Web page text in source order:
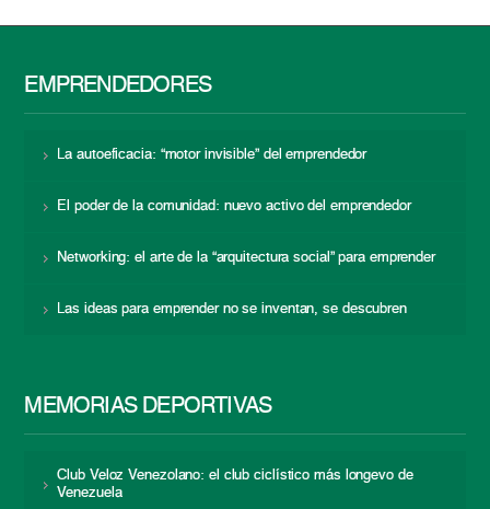
EMPRENDEDORES
La autoeficacia: “motor invisible” del emprendedor
El poder de la comunidad: nuevo activo del emprendedor
Networking: el arte de la “arquitectura social” para emprender
Las ideas para emprender no se inventan, se descubren
MEMORIAS DEPORTIVAS
Club Veloz Venezolano: el club ciclístico más longevo de
Venezuela